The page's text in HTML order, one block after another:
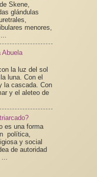
Skene,
glándulas
menores,
Abuela
la luz del sol
luna. Con el
la cascada. Con
y el aleteo de
es una forma
política,
y social
de autoridad
...